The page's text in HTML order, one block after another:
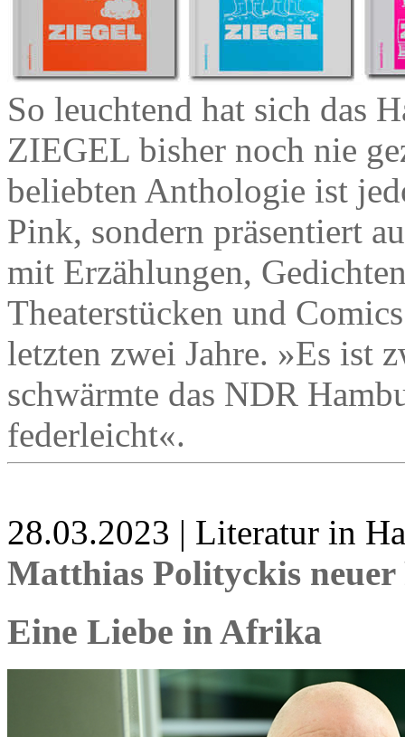
So leuchtend hat sich das
ZIEGEL bisher noch nie
beliebten Anthologie ist
Pink, sondern präsentiert
mit Erzählungen,
Theaterstücken und
letzten zwei Jahre. »Es ist
schwärmte das NDR
federleicht«.
28.03.2023 | Literatur in
Matthias Polityckis
Eine Liebe in Afrika